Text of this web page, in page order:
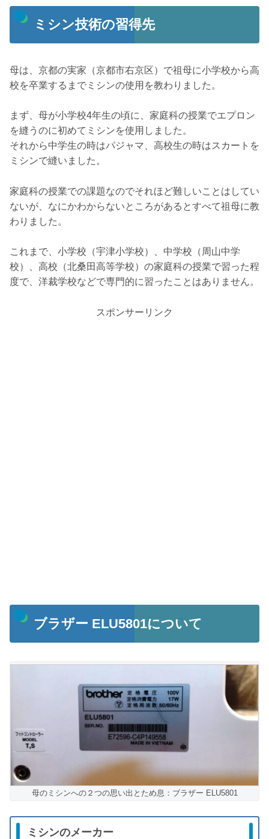
ミシン技術の習得先
母は、京都の実家（京都市右京区）で祖母に小学校から高
校を卒業するまでミシンの使用を教わりました。
まず、母が小学校4年生の頃に、家庭科の授業でエプロン
を縫うのに初めてミシンを使用しました。
それから中学生の時はパジャマ、高校生の時はスカートを
ミシンで縫いました。
家庭科の授業での課題なのでそれほど難しいことはしてい
ないが、なにかわからないところがあるとすべて祖母に教
わりました。
これまで、小学校（宇津小学校）、中学校（周山中学
校）、高校（北桑田高等学校）の家庭科の授業で習った程
度で、洋裁学校などで専門的に習ったことはありません。
スポンサーリンク
ブラザー ELU5801について
母のミシンへの２つの思い出とため息：ブラザー ELU5801
ミシンのメーカー